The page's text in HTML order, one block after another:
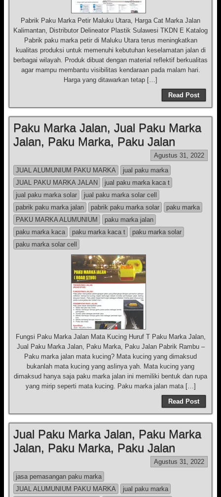
Pabrik Paku Marka Petir Maluku Utara, Harga Cat Marka Jalan
Kalimantan, Distributor Delineator Plastik Sulawesi TKDN E Katalog
Pabrik paku marka petir di Maluku Utara terus meningkatkan
kualitas produksi untuk memenuhi kebutuhan keselamatan jalan di
berbagai wilayah. Produk dibuat dengan material reflektif berkualitas
agar mampu membantu visibilitas kendaraan pada malam hari.
Harga yang ditawarkan tetap […]
Read Post
Paku Marka Jalan, Jual Paku Marka
Jalan, Paku Marka, Paku Jalan
Agustus 31, 2022
JUAL ALUMUNIUM PAKU MARKA
jual paku marka
JUAL PAKU MARKA JALAN
jual paku marka kaca t
jual paku marka solar
jual paku marka solar cell
pabrik paku marka jalan
pabrik paku marka solar
paku marka
PAKU MARKA ALUMUNIUM
paku marka jalan
paku marka kaca
paku marka kaca t
paku marka solar
paku marka solar cell
Fungsi Paku Marka Jalan Mata Kucing Huruf T Paku Marka Jalan,
Jual Paku Marka Jalan, Paku Marka, Paku Jalan Pabrik Rambu –
Paku marka jalan mata kucing? Mata kucing yang dimaksud
bukanlah mata kucing yang aslinya yah. Mata kucing yang
dimaksud hanya saja paku marka jalan ini memiliki bentuk dan rupa
yang mirip seperti mata kucing. Paku marka jalan mata […]
Read Post
Jual Paku Marka Jalan, Paku Marka
Jalan, Paku Marka, Paku Jalan
Agustus 31, 2022
jasa pemasangan paku marka
JUAL ALUMUNIUM PAKU MARKA
jual paku marka